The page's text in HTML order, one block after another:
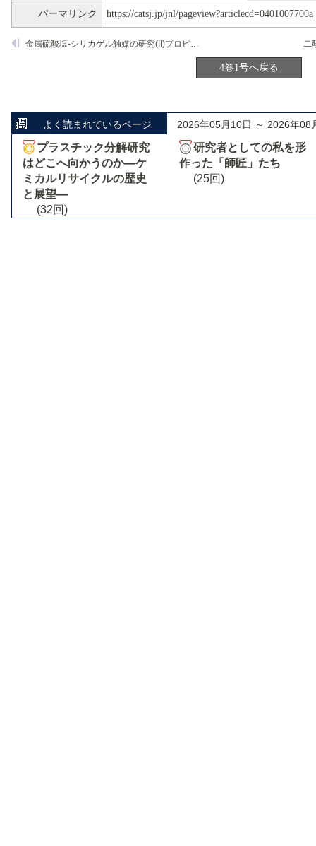
パーマリンク https://catsj.jp/jnl/pageview?articlecd=0401007700a
二
金属硫酸塩-シリカゲル触媒の研究(II)プロピレン水和活性と表面酸性の関係
4巻1号へ戻る
よく読まれているページ 2026年05月10日 ～ 2026年08
プラスチック分解研究
はどこへ向かうのか―ケ
ミカルリサイクルの歴史
と展望―
(32回)
研究者としての私を形
作った「師匠」たち
(25回)